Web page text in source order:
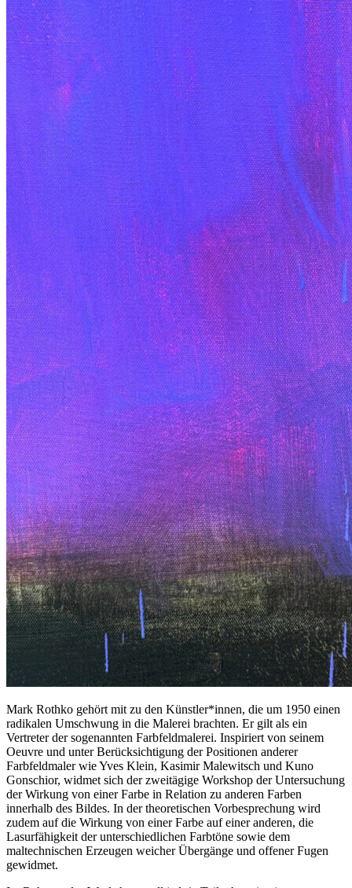
Mark Rothko gehört mit zu den Künstler*innen, die um 1950 einen
radikalen Umschwung in die Malerei brachten. Er gilt als ein
Vertreter der sogenannten Farbfeldmalerei. Inspiriert von seinem
Oeuvre und unter Berücksichtigung der Positionen anderer
Farbfeldmaler wie Yves Klein, Kasimir Malewitsch und Kuno
Gonschior, widmet sich der zweitägige Workshop der Untersuchung
der Wirkung von einer Farbe in Relation zu anderen Farben
innerhalb des Bildes. In der theoretischen Vorbesprechung wird
zudem auf die Wirkung von einer Farbe auf einer anderen, die
Lasurfähigkeit der unterschiedlichen Farbtöne sowie dem
maltechnischen Erzeugen weicher Übergänge und offener Fugen
gewidmet.